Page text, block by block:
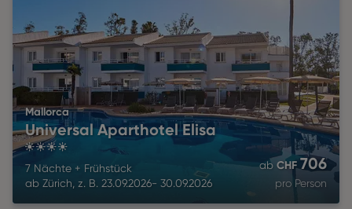
Mallorca
Universal Aparthotel Elisa
7 Nächte + Frühstück
ab Zürich z. B. 23.09.2026- 30.09.2026
ab CHF706
pro Person